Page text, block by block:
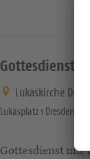
Gottesdienst
Lukaskirche
Lukasplatz 1 Dresden
Gottesdienst mit